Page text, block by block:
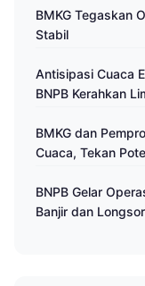
BMKG Tegaskan
Stabil
Antisipasi Cuaca
BNPB Kerahkan
BMKG dan
Cuaca, Tekan
BNPB Gelar
Banjir dan